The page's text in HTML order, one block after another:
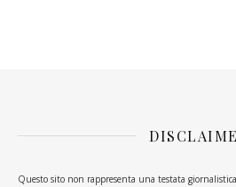
Questo sito non rappresenta una testata